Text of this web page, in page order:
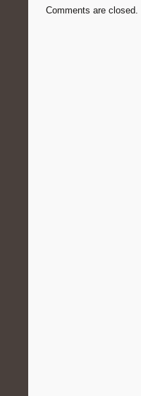
Comments are closed.